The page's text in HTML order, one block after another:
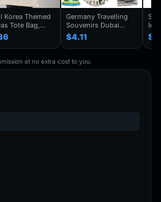
Korea Themed
Tote Bag,
Souvenir Gift,
City Shoulder
Shoulder Bag
Germany Travelling
Souvenirs Dubai
Kuwait Fridge
Stickers Japan
Shanghai Korea
Finland Mauritius
Fridge Magnets
$4.11
at no extra cost to you.